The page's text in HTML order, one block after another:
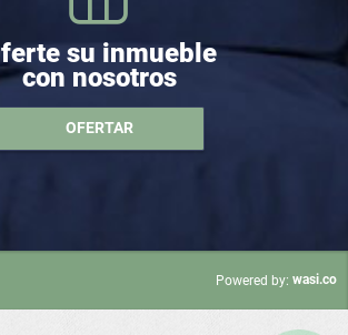
su inmueble
con nosotros
OFERTAR
Powered by: wasi.co